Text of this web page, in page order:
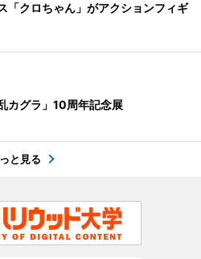
「クロちゃん」がアクションフィギ
カグラ」10周年記念展
と見る